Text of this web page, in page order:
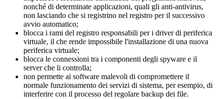
nonché di determinate applicazioni, quali gli anti-antivirus,
non lasciando che si registrino nel registro per il successivo
avvio automatico;
blocca i rami del registro responsabili per i driver di periferica
virtuale, il che rende impossibile l'installazione di una nuova
periferica virtuale;
blocca le connessioni tra i componenti degli spyware e il
server che li controlla;
non permette ai software malevoli di compromettere il
normale funzionamento dei servizi di sistema, per esempio, di
interferire con il processo del regolare backup dei file.